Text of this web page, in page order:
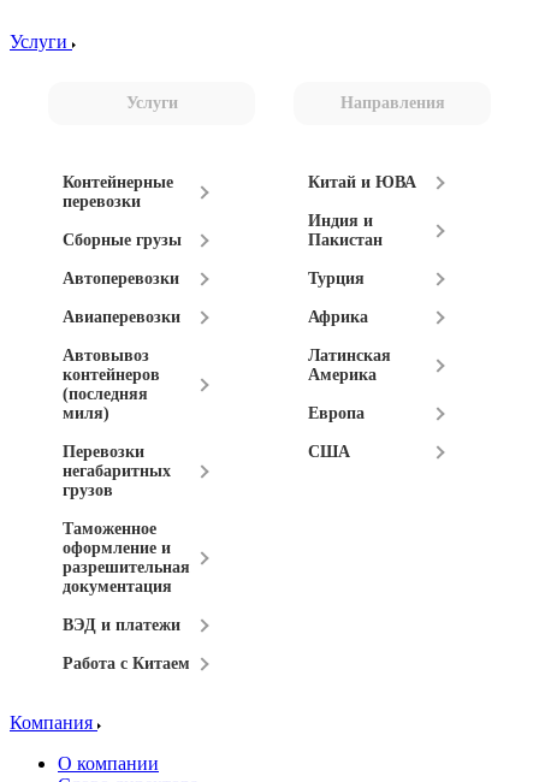
Услуги
Услуги Направления
Контейнерные
перевозки
Сборные грузы
Автоперевозки
Авиаперевозки
Автовывоз
контейнеров
(последняя
миля)
Перевозки
негабаритных
грузов
Таможенное
оформление и
разрешительная
документация
ВЭД и платежи
Работа с Китаем
Китай и ЮВА
Индия и
Пакистан
Турция
Африка
Латинская
Америка
Европа
США
Компания
О компании